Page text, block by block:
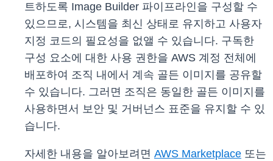
트하도록 Image Builder 파이프라인을 구성할 수
있으므로, 시스템을 최신 상태로 유지하고 사용자
지정 코드의 필요성을 없앨 수 있습니다. 구독한
구성 요소에 대한 사용 권한을 AWS 계정 전체에
배포하여 조직 내에서 계속 골든 이미지를 공유할
수 있습니다. 그러면 조직은 동일한 골든 이미지를
사용하면서 보안 및 거버넌스 표준을 유지할 수 있
습니다.
자세한 내용을 알아보려면 AWS Marketplace 또는